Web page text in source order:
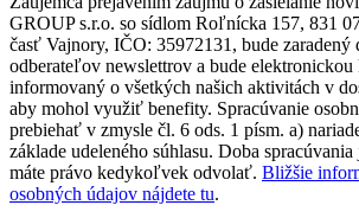
GROUP s.r.o. so sídlom Roľnícka 157, 831
časť Vajnory, IČO: 35972131, bude zaradený
odberateľov newslettrov a bude
informovaný o všetkých našich aktivitách v
aby mohol využiť benefity. Spracúvanie
prebiehať v zmysle čl. 6 ods. 1 písm. a)
základe udeleného súhlasu. Doba
máte právo kedykoľvek odvolať. Bližšie
osobných údajov nájdete tu.